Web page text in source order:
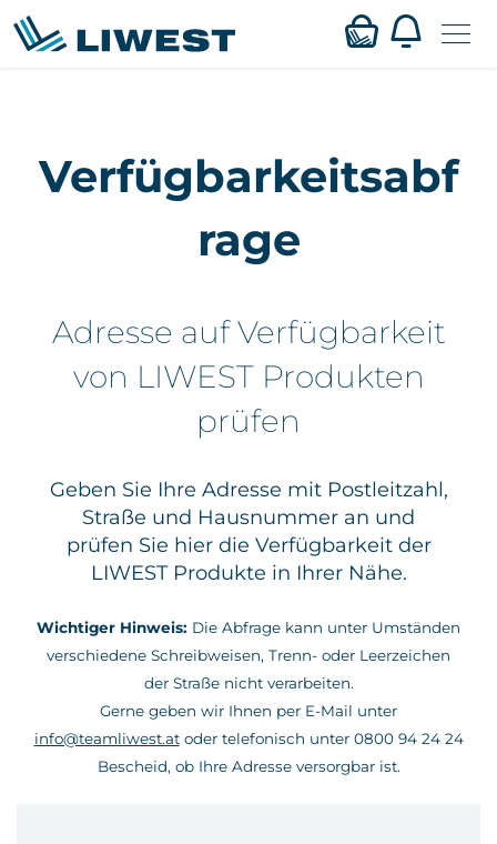
springen
Webmail
Verfügbarkeit
Kontakt
Verfügbarkeitsabf
rage
Adresse auf Verfügbarkeit
von LIWEST Produkten
prüfen
Geben Sie Ihre Adresse mit Postleitzahl,
Straße und Hausnummer an und
prüfen Sie hier die Verfügbarkeit der
LIWEST Produkte in Ihrer Nähe.
Wichtiger Hinweis: Die Abfrage kann unter Umständen
verschiedene Schreibweisen, Trenn- oder Leerzeichen
der Straße nicht verarbeiten.
Gerne geben wir Ihnen per E-Mail unter
info@teamliwest.atoder telefonisch unter 0800 94 24 24
Bescheid, ob Ihre Adresse versorgbar ist.